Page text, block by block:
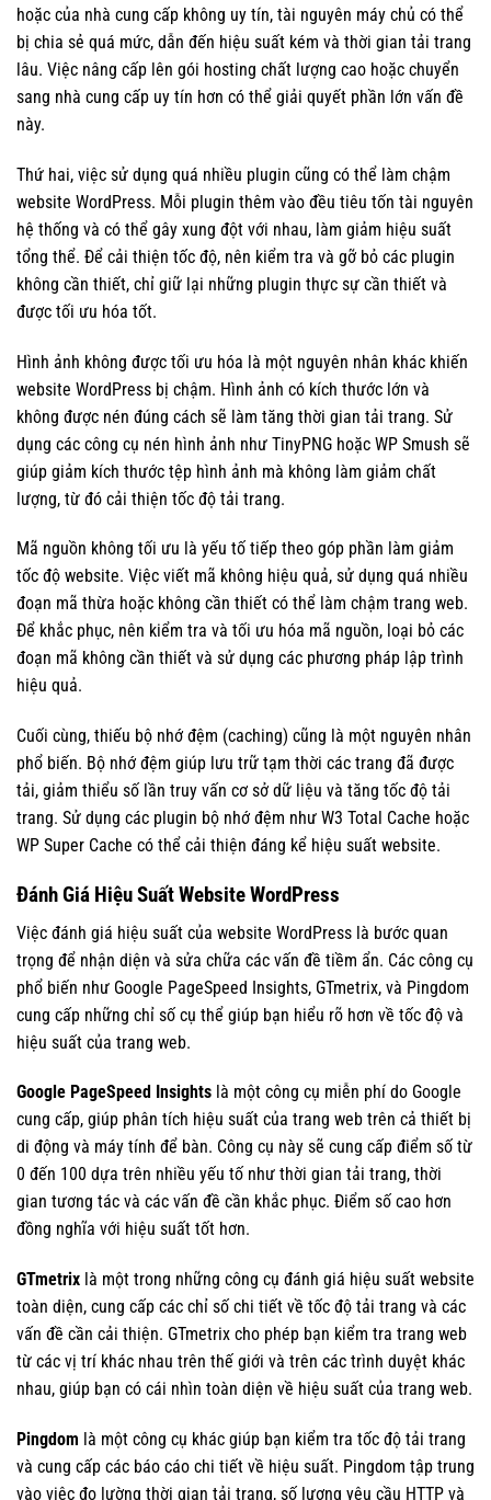
hoặc của nhà cung cấp không uy tín, tài nguyên máy chủ có thể
bị chia sẻ quá mức, dẫn đến hiệu suất kém và thời gian tải trang
lâu. Việc nâng cấp lên gói hosting chất lượng cao hoặc chuyển
sang nhà cung cấp uy tín hơn có thể giải quyết phần lớn vấn đề
này.
Thứ hai, việc sử dụng quá nhiều plugin cũng có thể làm chậm
website WordPress. Mỗi plugin thêm vào đều tiêu tốn tài nguyên
hệ thống và có thể gây xung đột với nhau, làm giảm hiệu suất
tổng thể. Để cải thiện tốc độ, nên kiểm tra và gỡ bỏ các plugin
không cần thiết, chỉ giữ lại những plugin thực sự cần thiết và
được tối ưu hóa tốt.
Hình ảnh không được tối ưu hóa là một nguyên nhân khác khiến
website WordPress bị chậm. Hình ảnh có kích thước lớn và
không được nén đúng cách sẽ làm tăng thời gian tải trang. Sử
dụng các công cụ nén hình ảnh như TinyPNG hoặc WP Smush sẽ
giúp giảm kích thước tệp hình ảnh mà không làm giảm chất
lượng, từ đó cải thiện tốc độ tải trang.
Mã nguồn không tối ưu là yếu tố tiếp theo góp phần làm giảm
tốc độ website. Việc viết mã không hiệu quả, sử dụng quá nhiều
đoạn mã thừa hoặc không cần thiết có thể làm chậm trang web.
Để khắc phục, nên kiểm tra và tối ưu hóa mã nguồn, loại bỏ các
đoạn mã không cần thiết và sử dụng các phương pháp lập trình
hiệu quả.
Cuối cùng, thiếu bộ nhớ đệm (caching) cũng là một nguyên nhân
phổ biến. Bộ nhớ đệm giúp lưu trữ tạm thời các trang đã được
tải, giảm thiểu số lần truy vấn cơ sở dữ liệu và tăng tốc độ tải
trang. Sử dụng các plugin bộ nhớ đệm như W3 Total Cache hoặc
WP Super Cache có thể cải thiện đáng kể hiệu suất website.
Đánh Giá Hiệu Suất Website WordPress
Việc đánh giá hiệu suất của website WordPress là bước quan
trọng để nhận diện và sửa chữa các vấn đề tiềm ẩn. Các công cụ
phổ biến như Google PageSpeed Insights, GTmetrix, và Pingdom
cung cấp những chỉ số cụ thể giúp bạn hiểu rõ hơn về tốc độ và
hiệu suất của trang web.
Google PageSpeed Insights là một công cụ miễn phí do Google
cung cấp, giúp phân tích hiệu suất của trang web trên cả thiết bị
di động và máy tính để bàn. Công cụ này sẽ cung cấp điểm số từ
0 đến 100 dựa trên nhiều yếu tố như thời gian tải trang, thời
gian tương tác và các vấn đề cần khắc phục. Điểm số cao hơn
đồng nghĩa với hiệu suất tốt hơn.
GTmetrix là một trong những công cụ đánh giá hiệu suất website
toàn diện, cung cấp các chỉ số chi tiết về tốc độ tải trang và các
vấn đề cần cải thiện. GTmetrix cho phép bạn kiểm tra trang web
từ các vị trí khác nhau trên thế giới và trên các trình duyệt khác
nhau, giúp bạn có cái nhìn toàn diện về hiệu suất của trang web.
Pingdom là một công cụ khác giúp bạn kiểm tra tốc độ tải trang
và cung cấp các báo cáo chi tiết về hiệu suất. Pingdom tập trung
vào việc đo lường thời gian tải trang, số lượng yêu cầu HTTP và